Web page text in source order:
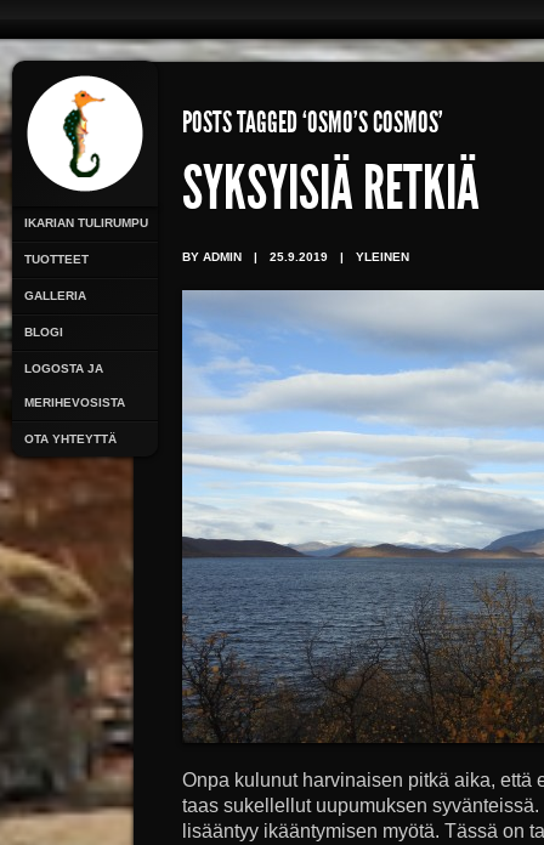
IKARIAN TULIRUMPU
TUOTTEET
GALLERIA
BLOGI
LOGOSTA JA
MERIHEVOSISTA
OTA YHTEYTTÄ
POSTS TAGGED ‘OSMO’S COSMOS’
SYKSYISIÄ RETKIÄ
BY ADMIN | 25.9.2019 | YLEINEN
Onpa kulunut harvinaisen pitkä aika, että
taas sukellellut uupumuksen
lisääntyy ikääntymisen myötä. Tässä on